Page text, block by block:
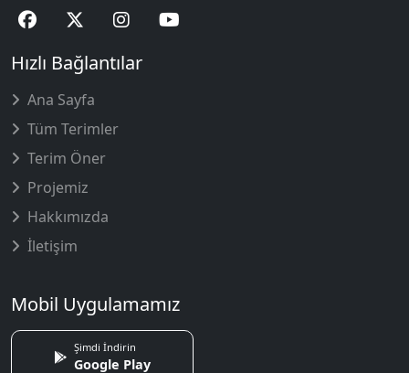
Hızlı Bağlantılar
Ana Sayfa
Tüm Terimler
Terim Öner
Projemiz
Hakkımızda
İletişim
Mobil Uygulamamız
Şimdi İndirin
Google Play